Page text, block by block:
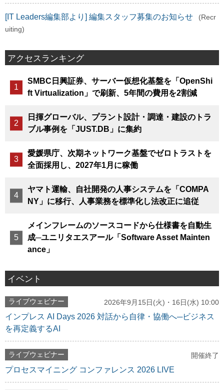
[IT Leaders編集部より] 編集スタッフ募集のお知らせ
(Recr
uiting)
アクセスランキング
SMBC日興証券、サーバー仮想化基盤を「OpenShi
ft Virtualization」で刷新、5年間の費用を2割減
日揮グローバル、プラント設計・調達・建設のトラ
ブル事例を「JUST.DB」に集約
愛媛県庁、次期ネットワーク基盤でゼロトラストを
全面採用し、2027年1月に稼働
ヤマト運輸、自社開発の人事システムを「COMPA
NY」に移行、人事業務を標準化し法改正に追従
メインフレームのソースコードから仕様書を自動生
成─ユニリタエスアール「Software Asset Mainten
ance」
イベント
ライブウェビナー 2026年9月15日(火)・16日(水) 10:00
インプレス AI Days 2026 対話から自律・協働へ─ビジネス
を再定義するAI
ライブウェビナー 開催終了
プロセスマイニング コンファレンス 2026 LIVE